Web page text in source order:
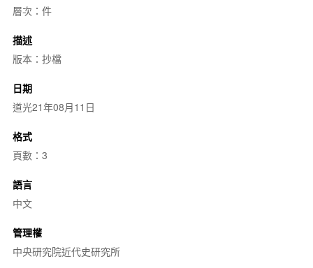
層次：件
描述
版本：抄檔
日期
道光21年08月11日
格式
頁數：3
語言
中文
管理權
中央研究院近代史研究所